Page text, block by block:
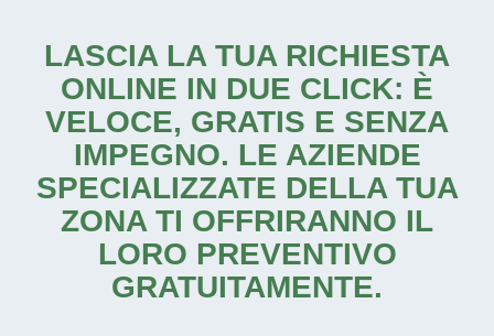
LASCIA LA TUA RICHIESTA
ONLINE IN DUE CLICK: È
VELOCE, GRATIS E SENZA
IMPEGNO. LE AZIENDE
SPECIALIZZATE DELLA TUA
ZONA TI OFFRIRANNO IL
LORO PREVENTIVO
GRATUITAMENTE.